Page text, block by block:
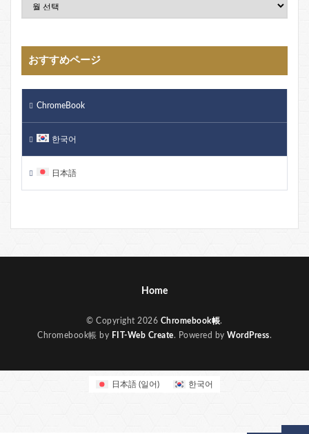
おすすめページ
ChromeBook
한국어
日本語
Home
© Copyright 2026 Chromebook帳.
Chromebook帳 by FIT-Web Create. Powered by WordPress.
日本語(일어) 한국어